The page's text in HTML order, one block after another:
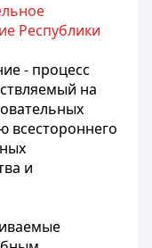
Республики
- процесс
на
всестороннего
и